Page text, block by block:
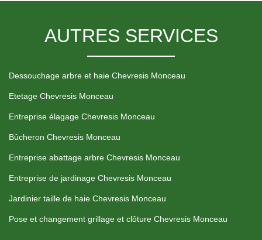
AUTRES SERVICES
Dessouchage arbre et haie Chevresis Monceau
Etetage Chevresis Monceau
Entreprise élagage Chevresis Monceau
Bûcheron Chevresis Monceau
Entreprise abattage arbre Chevresis Monceau
Entreprise de jardinage Chevresis Monceau
Jardinier taille de haie Chevresis Monceau
Pose et changement grillage et clôture Chevresis Monceau